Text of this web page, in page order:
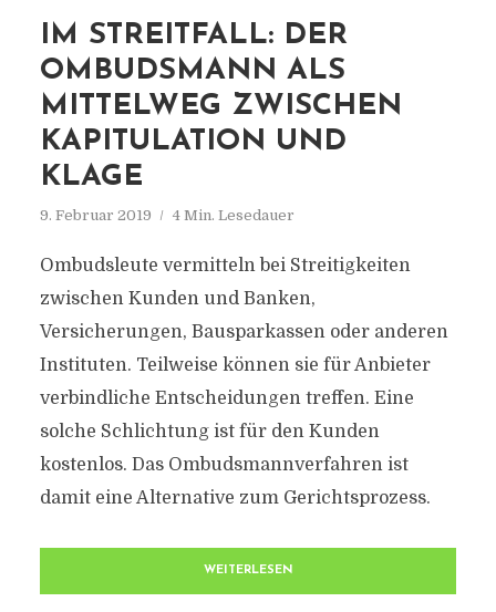
IM STREITFALL: DER
OMBUDSMANN ALS
MITTELWEG ZWISCHEN
KAPITULATION UND
KLAGE
9. Februar 2019 4 Min. Lesedauer
Ombudsleute vermitteln bei Streitigkeiten
zwischen Kunden und Banken,
Versicherungen, Bausparkassen oder anderen
Instituten. Teilweise können sie für Anbieter
verbindliche Entscheidungen treffen. Eine
solche Schlichtung ist für den Kunden
kostenlos. Das Ombudsmannverfahren ist
damit eine Alternative zum Gerichtsprozess.
WEITERLESEN